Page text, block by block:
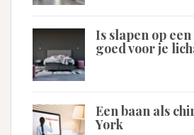
Is slapen op
goed voor je
Een baan als
York